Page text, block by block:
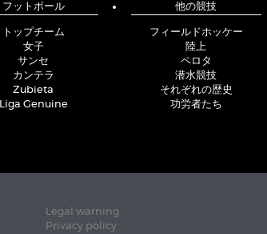
フットボール
トップチーム
女子
サンセ
カンテラ
Zubieta
Liga Genuine
他の競技
フィールドホッケー
陸上
ペロタ
潜水競技
それぞれの歴史
功労者たち
Legal warning
Privacy policy